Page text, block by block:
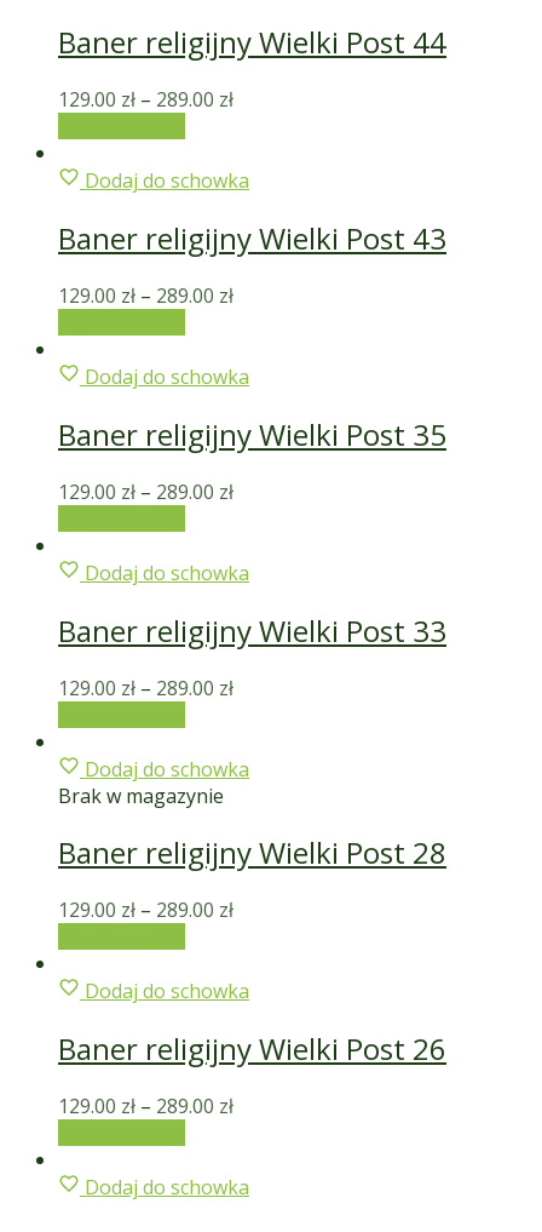
Baner religijny Wielki Post 44
129.00 zł – 289.00 zł
Dodaj do schowka
Baner religijny Wielki Post 43
129.00 zł – 289.00 zł
Dodaj do schowka
Baner religijny Wielki Post 35
129.00 zł – 289.00 zł
Dodaj do schowka
Baner religijny Wielki Post 33
129.00 zł – 289.00 zł
Dodaj do schowka
Brak w magazynie
Baner religijny Wielki Post 28
129.00 zł – 289.00 zł
Dodaj do schowka
Baner religijny Wielki Post 26
129.00 zł – 289.00 zł
Dodaj do schowka